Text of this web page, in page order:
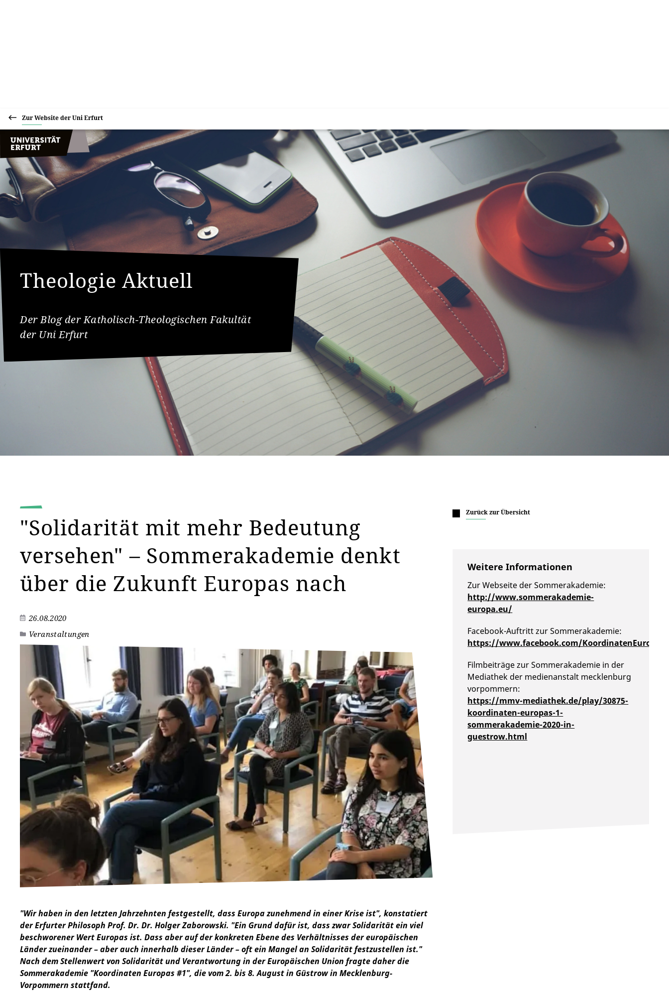
Zur Website der Uni Erfurt
Theologie Aktuell
Der Blog der Katholisch-Theologischen Fakultät
der Uni Erfurt
"Solidarität mit mehr Bedeutung
versehen" – Sommerakademie denkt
über die Zukunft Europas nach
26.08.2020
Veranstaltungen
"Wir haben in den letzten Jahrzehnten festgestellt, dass Europa zunehmend in einer Krise ist", konstatiert
der Erfurter Philosoph Prof. Dr. Dr. Holger Zaborowski. "Ein Grund dafür ist, dass zwar Solidarität ein viel
beschworener Wert Europas ist. Dass aber auf der konkreten Ebene des Verhältnisses der europäischen
Länder zueinander – aber auch innerhalb dieser Länder – oft ein Mangel an Solidarität festzustellen ist."
Nach dem Stellenwert von Solidarität und Verantwortung in der Europäischen Union fragte daher die
Sommerakademie "Koordinaten Europas #1", die vom 2. bis 8. August in Güstrow in Mecklenburg-
Vorpommern stattfand.
Zurück zur Übersicht
Weitere Informationen
Zur Webseite der Sommerakademie:
http://www.sommerakademie-
europa.eu/
Facebook-Auftritt zur Sommerakademie:
https://www.facebook.com/KoordinatenEuropas
Filmbeiträge zur Sommerakademie in der
Mediathek der medienanstalt mecklenburg
vorpommern:
https://mmv-mediathek.de/play/30875-
koordinaten-europas-1-
sommerakademie-2020-in-
guestrow.html